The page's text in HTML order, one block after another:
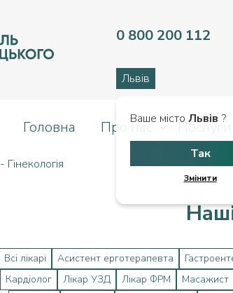
0 800 200 112
Львів
Ваше місто Львів ?
Так
Змінити
Головна Про нас Послуги
- Гінекологія
Всі лікарі Асистент ерготерапевта
Кардіолог
Лікар УЗД Лікар ФРМ Масажист